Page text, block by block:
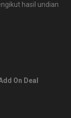
hasil undian
On Deal